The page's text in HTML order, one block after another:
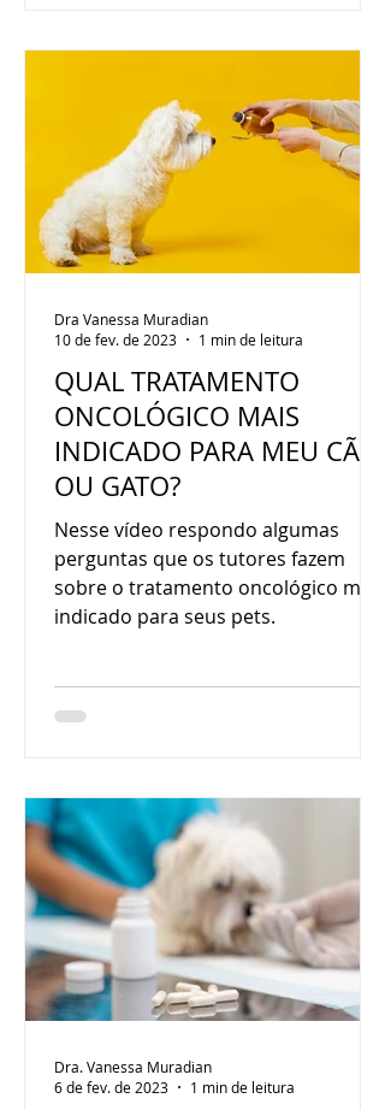
QUAL TRATAMENTO
ONCOLÓGICO MAIS
INDICADO PARA MEU CÃO
OU GATO?
Nesse vídeo respondo algumas
perguntas que os tutores fazem
sobre o tratamento oncológico mais
indicado para seus pets.
Dra Vanessa Muradian
10 de fev. de 2023
1 min de leitura
Dra. Vanessa Muradian
6 de fev. de 2023
1 min de leitura